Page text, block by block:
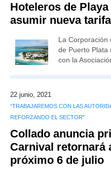
Hoteleros de
asumir nueva
La Corporación
de Puerto Plata
con la
22 junio, 2021
“TRABAJAREMOS CON LAS
REFORZANDO EL SECTOR"
Collado anuncia
Carnival retornará
próximo 6 de julio